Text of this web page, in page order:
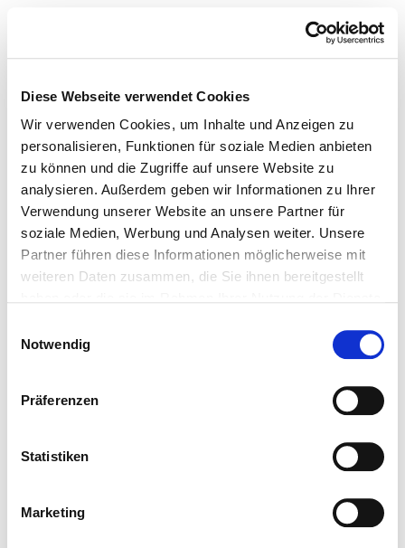
Diese Webseite verwendet Cookies
Wir verwenden Cookies, um Inhalte und Anzeigen zu
personalisieren, Funktionen für soziale Medien anbieten
zu können und die Zugriffe auf unsere Website zu
analysieren. Außerdem geben wir Informationen zu Ihrer
Verwendung unserer Website an unsere Partner für
soziale Medien, Werbung und Analysen weiter. Unsere
Partner führen diese Informationen möglicherweise mit
weiteren Daten zusammen, die Sie ihnen bereitgestellt
Notwendig
Präferenzen
Statistiken
Marketing